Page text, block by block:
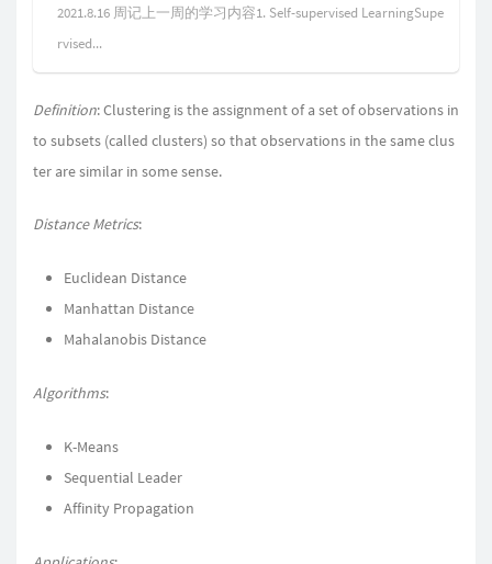
2021.8.16 周记上一周的学习内容1. Self-supervised LearningSupe
rvised...
Definition: Clustering is the assignment of a set of observations in
to subsets (called clusters) so that observations in the same clus
ter are similar in some sense.
Distance Metrics:
Euclidean Distance
Manhattan Distance
Mahalanobis Distance
Algorithms:
K-Means
Sequential Leader
Affinity Propagation